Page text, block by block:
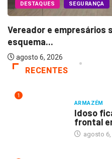
DESTAQUES SEGURANÇA
Vereador e empresários
esquema...
agosto 6, 2026
RECENTES
1
ARMAZÉM
Idoso
frontal
agosto 6,